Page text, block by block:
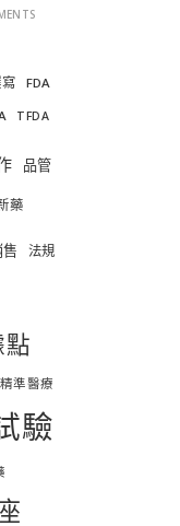
FDA
TFDA
品管
藥
法規
精準醫療
驗